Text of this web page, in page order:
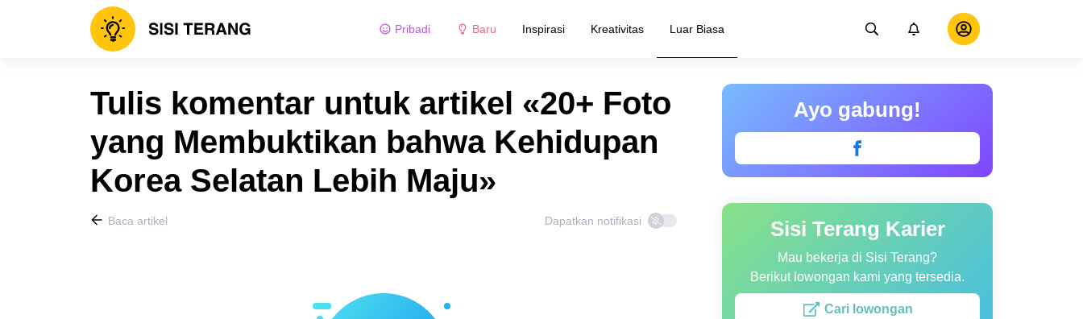
Pribadi Baru Inspirasi Kreativitas Luar Biasa
Ayo gabung!
Sisi Terang Karier
Mau bekerja di Sisi Terang?
Berikut lowongan kami yang tersedia.
Cari lowongan
Tulis komentar untuk artikel «20+ Foto
yang Membuktikan bahwa Kehidupan
Korea Selatan Lebih Maju»
Baca artikel Dapatkan notifikasi